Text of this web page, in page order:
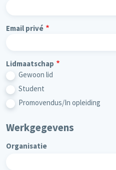
Email privé
Lidmaatschap
Gewoon lid
Student
Promovendus/In opleiding
Werkgegevens
Organisatie